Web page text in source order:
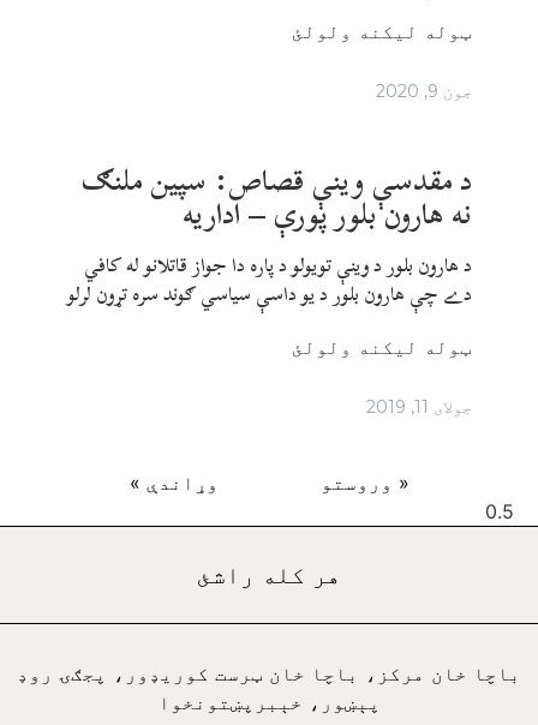
ټوله ليکنه ولولئ
جون 9, 2020
د مقدسې وینې قصاص: سپین ملنګ
نه هارون بلور پورې – اداريه
د هارون بلور د وینې تویولو د پاره دا جواز قاتلانو له کافي
دے چې هارون بلور د یو داسې سیاسي ګوند سره تړون لرلو
ټوله ليکنه ولولئ
جولای 11, 2019
« وروستو وړاندې »
هر کله راشئ
باچا خان مرکز، باچا خان ټرست کوريډور، پجګۍ روډ
پېښور، خېبرپښتونخوا